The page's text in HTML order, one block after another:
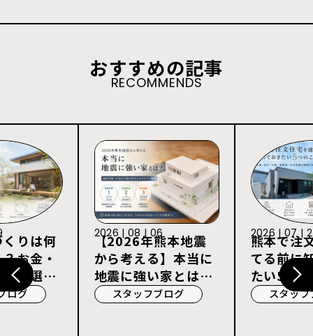
おすすめの記事
RECOMMENDS
りは何
お金・
社選び
ログ
【2026年熊本地震
から考える】本当に
地震に強い家とは？
耐震等級3・許容応
スタッフブログ
2026 | 08 | 06
熊本で注
てる前に
たい5つ
スタッ
2026 | 07 |